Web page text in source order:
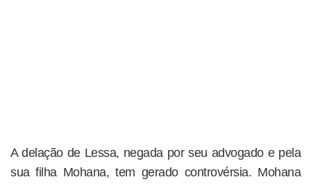
A delação de Lessa, negada por seu advogado e pela
sua filha Mohana, tem gerado controvérsia. Mohana